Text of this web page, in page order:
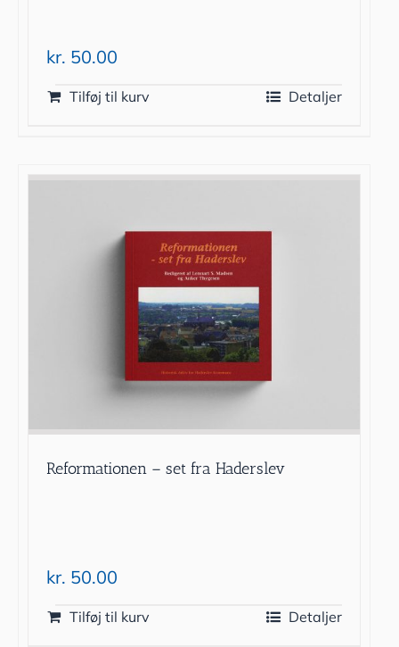
kr. 50.00
Tilføj til kurv Detaljer
Reformationen – set fra Haderslev
kr. 50.00
Tilføj til kurv Detaljer